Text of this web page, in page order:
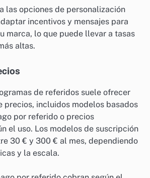
las opciones de personalización
incentivos y mensajes para
marca, lo que puede llevar a tasas
altas.
de referidos suele ofrecer
precios, incluidos modelos basados
por referido o precios
el uso. Los modelos de suscripción
30 € y 300 € al mes, dependiendo
y la escala.